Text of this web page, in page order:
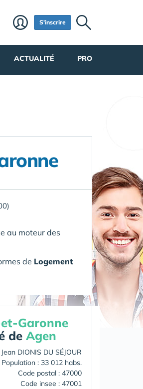
S'inscrire
ACTUALITÉ PRO
au moteur des
de Logement
Garonne
de Agen
DIONIS DU SÉJOUR
Population : 33 012 habs.
Code postal : 47000
Code insee : 47001